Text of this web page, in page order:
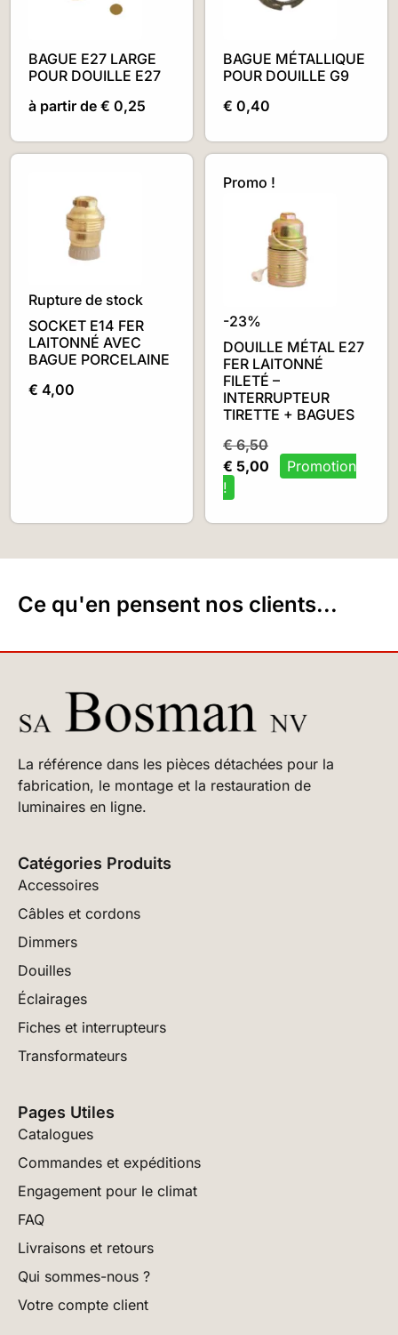
BAGUE E27 LARGE
POUR DOUILLE E27
à partir de € 0,25
BAGUE MÉTALLIQUE
POUR DOUILLE G9
€ 0,40
Rupture de stock
SOCKET E14 FER
LAITONNÉ AVEC
BAGUE PORCELAINE
€ 4,00
Promo !
-23%
DOUILLE MÉTAL E27
FER LAITONNÉ
FILETÉ –
INTERRUPTEUR
TIRETTE + BAGUES
€6,50
€ 5,00
Ce qu'en pensent nos clients...
La référence dans les pièces détachées pour la
fabrication, le montage et la restauration de
luminaires en ligne.
Catégories Produits
Accessoires
Câbles et cordons
Dimmers
Douilles
Éclairages
Fiches et interrupteurs
Transformateurs
Pages Utiles
Catalogues
Commandes et expéditions
Engagement pour le climat
FAQ
Livraisons et retours
Qui sommes-nous ?
Votre compte client